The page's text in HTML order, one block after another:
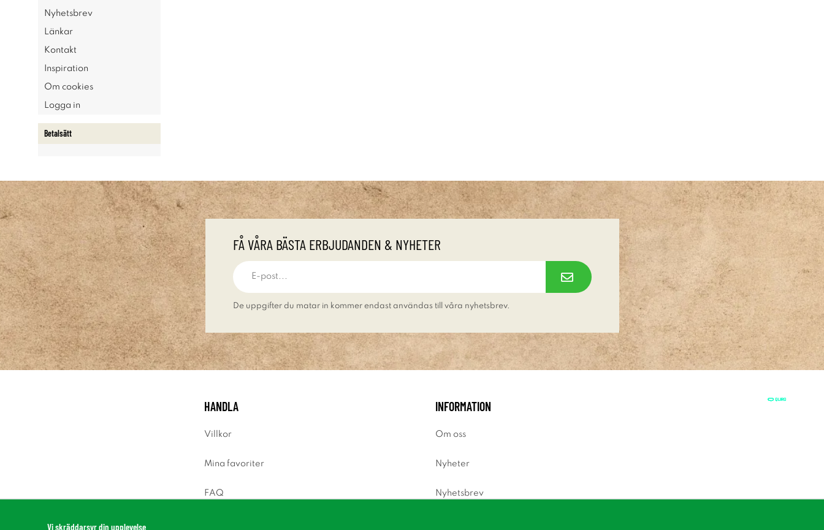
Nyhetsbrev
Länkar
Kontakt
Inspiration
Om cookies
Logga in
Betalsätt
FÅ VÅRA BÄSTA ERBJUDANDEN & NYHETER
De uppgifter du matar in kommer endast användas till våra nyhetsbrev.
HANDLA
Villkor
Mina favoriter
FAQ
INFORMATION
Om oss
Nyheter
Nyhetsbrev
Vi skräddarsyr din upplevelse